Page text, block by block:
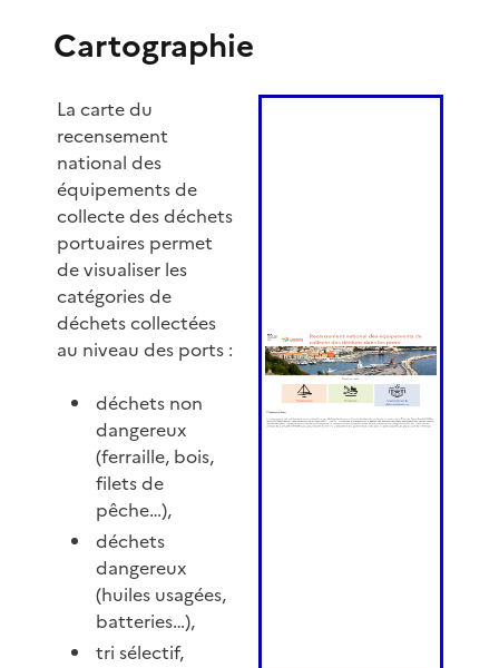
Cartographie
La carte du
recensement
national des
équipements de
collecte des déchets
portuaires permet
de visualiser les
catégories de
déchets collectées
au niveau des ports :
déchets non
dangereux
(ferraille, bois,
filets de
pêche…),
déchets
dangereux
(huiles usagées,
batteries…),
tri sélectif,